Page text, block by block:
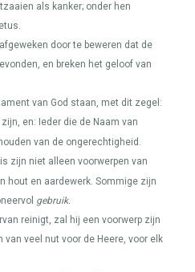
als kanker; onder hen
door te beweren dat de
en breken het geloof van
van God staan, met dit zegel:
en: Ieder die de Naam van
van de ongerechtigheid.
zijn niet alleen voorwerpen van
hout en aardewerk. Sommige zijn
gebruik.
reinigt, zal hij een voorwerp zijn
van veel nut voor de Heere, voor elk